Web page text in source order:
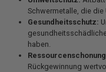
Schwermetalle, die
Gesundheitsschutz:
haben.
Rückgewinnung